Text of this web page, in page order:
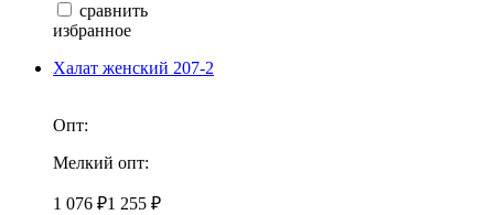
сравнить
избранное
Халат женский 207-2
Опт:
Мелкий опт:
1 076 ₽1 255 ₽